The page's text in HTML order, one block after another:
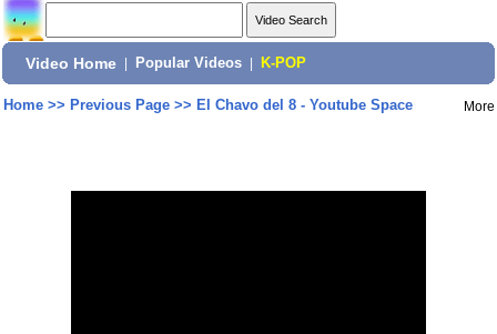
Video Home Popular Videos K-POP
Home>> Previous Page>> El Chavo del 8 - Youtube Space More